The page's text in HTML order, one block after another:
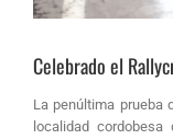
Celebrado el
La penúltima prueba
localidad